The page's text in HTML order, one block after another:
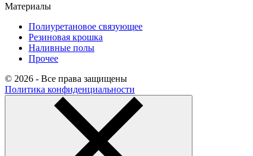
Материалы
Полиуретановое связующее
Резиновая крошка
Наливные полы
Прочее
© 2026 - Все права защищены
Политика конфиденциальности